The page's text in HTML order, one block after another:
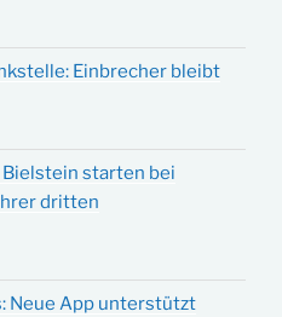
Einbrecher bleibt
Bielstein starten bei
dritten
Neue App unterstützt